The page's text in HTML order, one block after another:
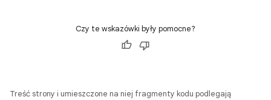
Czy te wskazówki były pomocne?
Treść strony i umieszczone na niej fragmenty kodu podlegają